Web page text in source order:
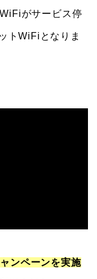
がサービス停
トWiFiとなりま
ンペーンを実施